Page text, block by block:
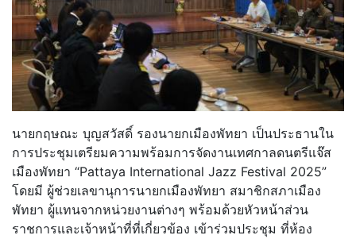
นายกฤษณะ บุญสวัสดิ์ รองนายกเมืองพัทยา เป็นประธานใน
การประชุมเตรียมความพร้อมการจัดงานเทศกาลดนตรีแจ๊ส
เมืองพัทยา “Pattaya International Jazz Festival 2025”
โดยมี ผู้ช่วยเลขานุการนายกเมืองพัทยา สมาชิกสภาเมือง
พัทยา ผู้แทนจากหน่วยงานต่างๆ พร้อมด้วยหัวหน้าส่วน
ราชการและเจ้าหน้าที่ที่เกี่ยวข้อง เข้าร่วมประชุม ที่ห้อง